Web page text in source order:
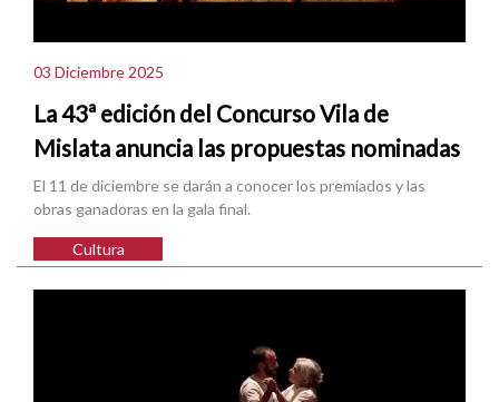
03 Diciembre 2025
La 43ª edición del Concurso Vila de
Mislata anuncia las propuestas nominadas
El 11 de diciembre se darán a conocer los premiados y las
obras ganadoras en la gala final.
Cultura